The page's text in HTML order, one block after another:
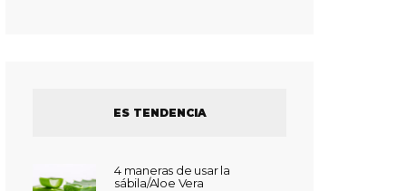
ES TENDENCIA
4 maneras de usar la
sábila/Aloe Vera